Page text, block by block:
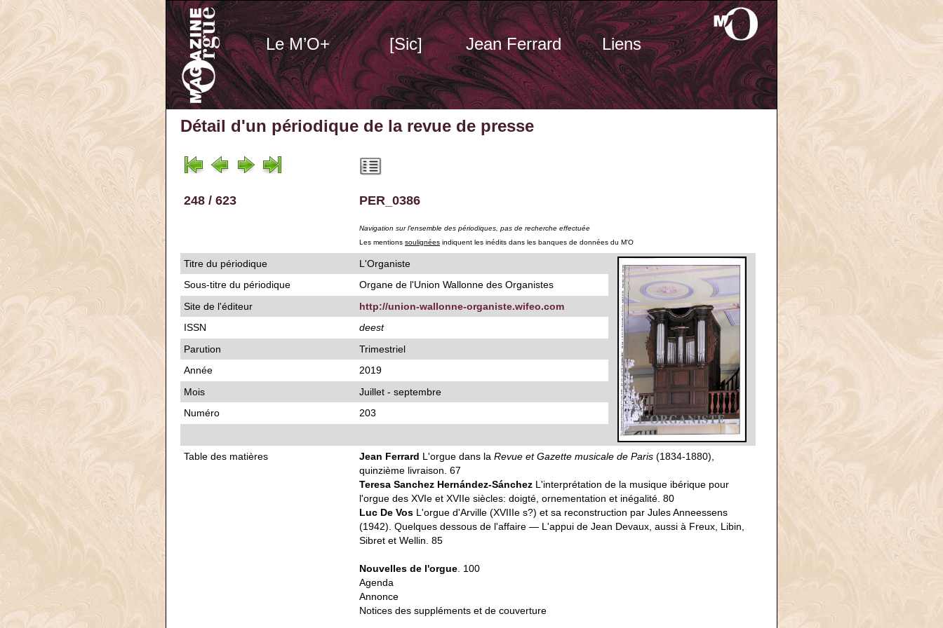
Le M’O+ [Sic] Jean Ferrard Liens
Détail d'un périodique de la revue de presse
248 / 623 PER_0386
Navigation sur l'ensemble des périodiques, pas de recherche effectuée
Les mentions soulignées indiquent les inédits dans les banques de données du M'O
Titre du périodique
L'Organiste
Sous-titre du périodique
Organe de l'Union Wallonne des Organistes
Site de l'éditeur
http://union-wallonne-organiste.wifeo.com
ISSN
deest
Parution
Trimestriel
Année
2019
Mois
Juillet - septembre
Numéro
203
Table des matières Jean Ferrard L'orgue dans la Revue et Gazette musicale de Paris (1834-1880),
quinzième livraison. 67
Teresa Sanchez Hernández-Sánchez L'interprétation de la musique ibérique pour
l'orgue des XVIe et XVIIe siècles: doigté, ornementation et inégalité. 80
Luc De Vos L'orgue d'Arville (XVIIIe s?) et sa reconstruction par Jules Anneessens
(1942). Quelques dessous de l'affaire — L'appui de Jean Devaux, aussi à Freux, Libin,
Sibret et Wellin. 85
Nouvelles de l'orgue . 100
Agenda
Annonce
Notices des suppléments et de couverture